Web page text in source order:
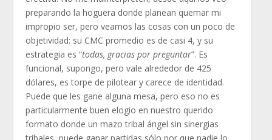
preparando la hoguera donde planean quemar mi
impropio ser, pero veamos las cosas con un poco de
objetividad: su CMC promedio es de casi 4, y su
estrategia es “todas, gracias por preguntar”. Es
funcional, supongo, pero vale alrededor de 425
dólares, es torpe de pilotear y carece de identidad.
Puede que les gane alguna mesa, pero eso no es
particularmente buen elogio en nuestro querido
formato donde un mazo tribal ángel sin sinergias